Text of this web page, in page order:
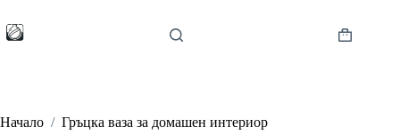
to
content
Shopping
Начало / Гръцка ваза за домашен интериор